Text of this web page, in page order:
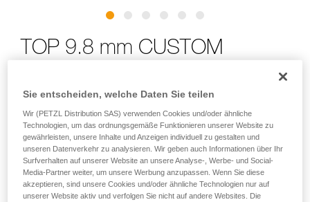
TOP 9.8 mm CUSTOM
Toprope-Klettern
Das halbstatische Seil TOP 9.8 mm CUSTOM ist für den
ständigen Einsatz beim Toprope-Klettern konzipiert. Es weist
eine geringe Dehnung auf, um das Risiko eines
Bodensturzes während der ersten Meter zu begrenzen und
das Seileinziehen beim Sichern zu erleichtern. Der
Durchmesser und die Geschmeidigkeit des Seils erleichtern
Sie entscheiden, welche Daten Sie teilen
Wir (PETZL Distribution SAS) verwenden Cookies und/oder ähnliche
Technologien, um das ordnungsgemäße Funktionieren unserer Website zu
gewährleisten, unsere Inhalte und Anzeigen individuell zu gestalten und
unseren Datenverkehr zu analysieren. Wir geben auch Informationen über Ihr
Surfverhalten auf unserer Website an unsere Analyse-, Werbe- und Social-
Media-Partner weiter, um unsere Werbung anzupassen. Wenn Sie diese
akzeptieren, sind unsere Cookies und/oder ähnliche Technologien nur auf
unserer Website aktiv und verfolgen Sie nicht auf andere Websites. Die